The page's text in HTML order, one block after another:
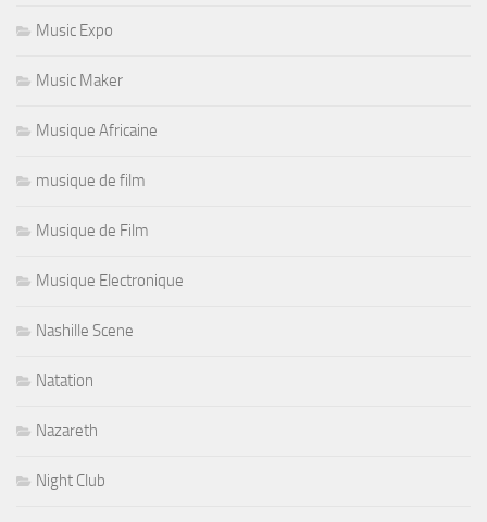
Music Expo
Music Maker
Musique Africaine
musique de film
Musique de Film
Musique Electronique
Nashille Scene
Natation
Nazareth
Night Club